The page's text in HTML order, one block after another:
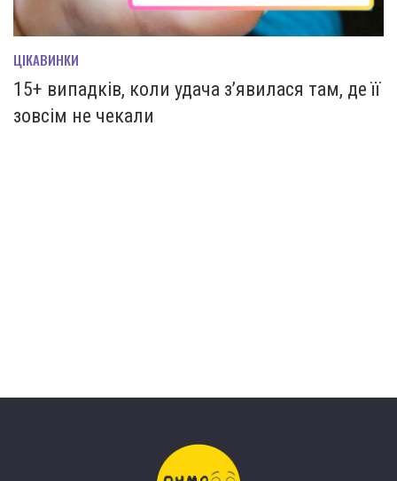
ЦІКАВИНКИ
15+ випадків, коли удача з’явилася там, де її
зовсім не чекали